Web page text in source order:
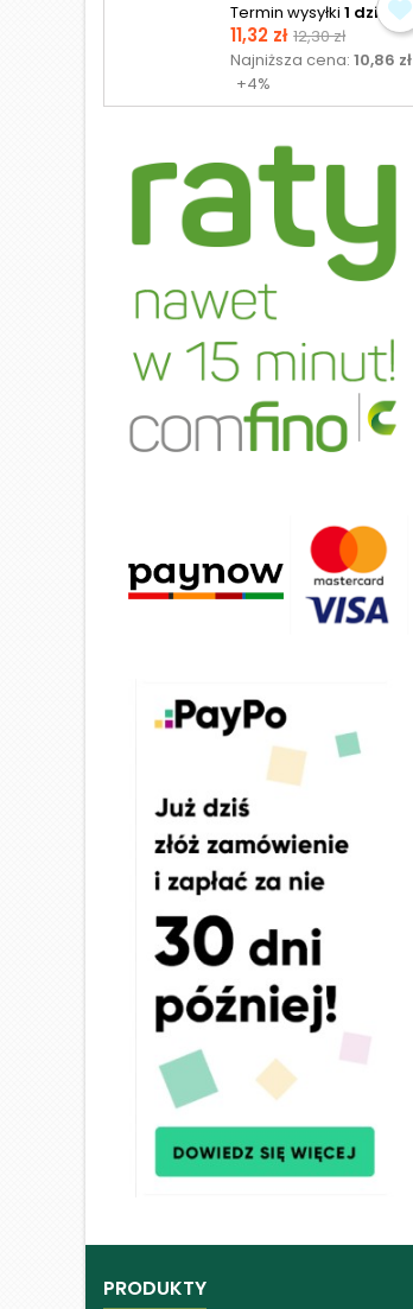
Termin wysyłki 1 dzień
Cena
11,32 zł Cena
podstawowa
12,30 zł
Najniższa cena:10,86 zł
+4%
PRODUKTY